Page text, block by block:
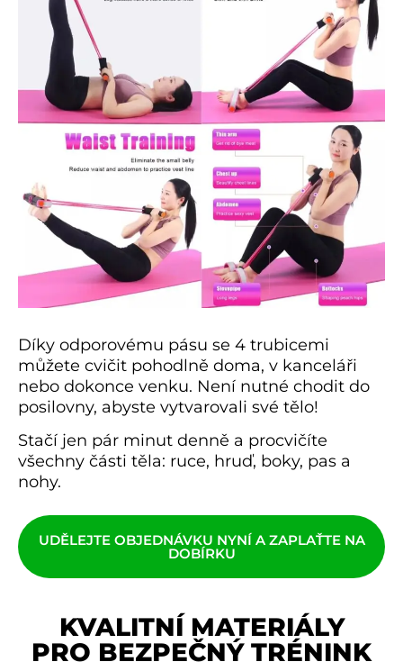
Díky odporovému pásu se 4 trubicemi
můžete cvičit pohodlně doma, v kanceláři
nebo dokonce venku. Není nutné chodit do
posilovny, abyste vytvarovali své tělo!
Stačí jen pár minut denně a procvičíte
všechny části těla: ruce, hruď, boky, pas a
nohy.
UDĚLEJTE OBJEDNÁVKU NYNÍ A ZAPLAŤTE NA
DOBÍRKU
KVALITNÍ MATERIÁLY
PRO BEZPEČNÝ TRÉNINK